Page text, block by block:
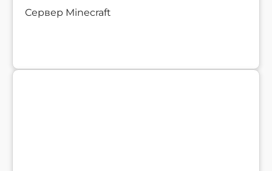
Сервер Minecraft